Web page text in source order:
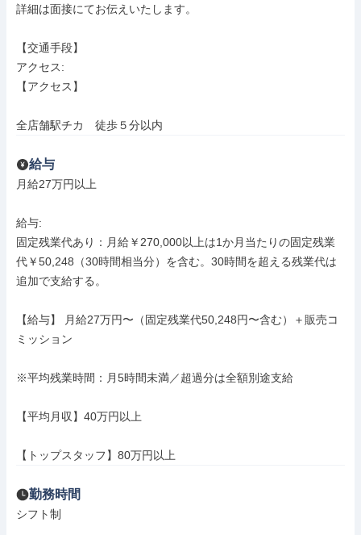
詳細は面接にてお伝えいたします。
【交通手段】
アクセス:
【アクセス】
全店舗駅チカ　徒歩５分以内
給与
月給27万円以上
給与:
固定残業代あり：月給￥270,000以上は1か月当たりの固定残業
代￥50,248（30時間相当分）を含む。30時間を超える残業代は
追加で支給する。
【給与】 月給27万円〜（固定残業代50,248円〜含む）＋販売コ
ミッション
※平均残業時間：月5時間未満／超過分は全額別途支給
【平均月収】40万円以上
【トップスタッフ】80万円以上
勤務時間
シフト制